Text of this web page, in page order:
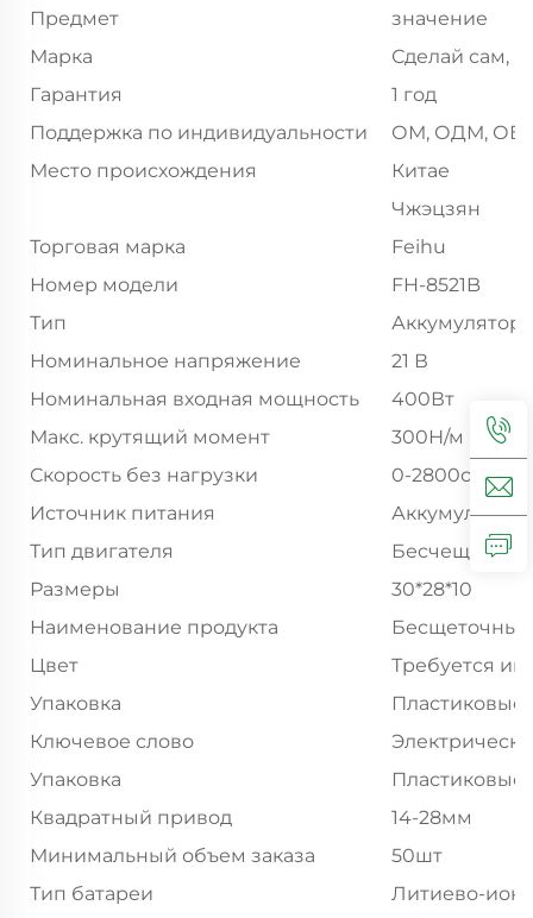
Предмет
значение
Марка
Сделай сам,
Гарантия
1 год
Поддержка по индивидуальности
ОМ, ОДМ,
Место происхождения
Китае
Чжэцзян
Торговая марка
Feihu
Номер модели
FH-8521B
Тип
Номинальное напряжение
21 В
Номинальная входная мощность
400Вт
Макс. крутящий момент
300Н/м
Скорость без нагрузки
0-2800об/мин
Источник питания
Аккумулятор
Тип двигателя
Бесчещевой
Размеры
30*28*10
Наименование продукта
Бесщеточный
Цвет
Требуется
Упаковка
Пластиковые
Ключевое слово
Упаковка
Пластиковые
Квадратный привод
14-28мм
Минимальный объем заказа
50шт
Тип батареи
Литиево-